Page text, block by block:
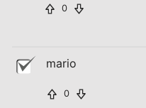
0
mario
0